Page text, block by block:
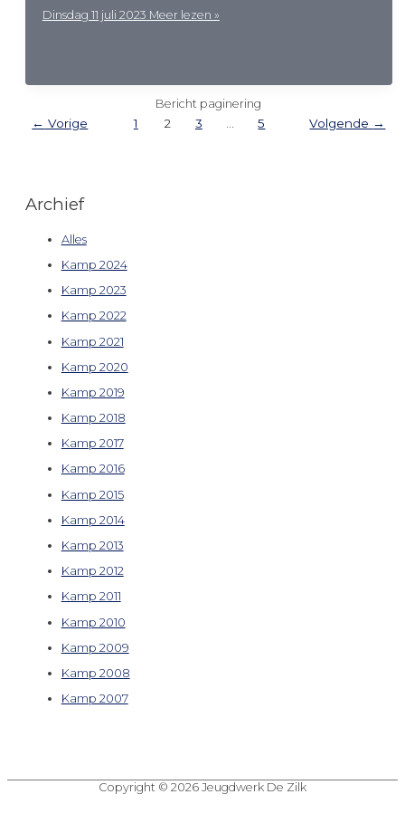
Archief
Alles
Kamp 2024
Kamp 2023
Kamp 2022
Kamp 2021
Kamp 2020
Kamp 2019
Kamp 2018
Kamp 2017
Kamp 2016
Kamp 2015
Kamp 2014
Kamp 2013
Kamp 2012
Kamp 2011
Kamp 2010
Kamp 2009
Kamp 2008
Kamp 2007
Dinsdag 11 juli 2023 Meer lezen »
Bericht paginering
← Vorige 1 2 3 5 Volgende →
Copyright © 2026 Jeugdwerk De Zilk